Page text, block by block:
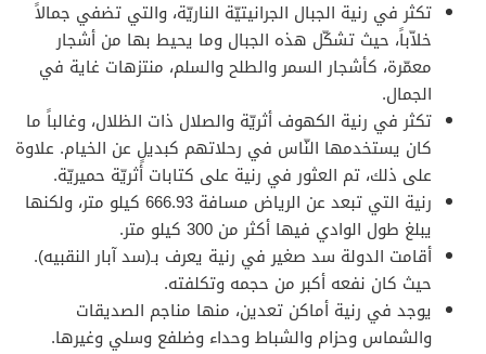
تكثر في رنية الجبال الجرانيتيّة الناريّة، والتي تضفي جمالاً
خلاّباً، حيث تشكّل هذه الجبال وما يحيط بها من أشجار
معمّرة، كأشجار السمر والطلح والسلم، منتزهات غاية في
الجمال.
تكثر في رنية الكهوف أثريّة والصلال ذات الظلال، وغالباً ما
كان يستخدمها النّاس في رحلاتهم كبديلٍ عن الخيام. علاوة
على ذلك، تم العثور في رنية على كتابات أثريّة حميريّة.
رنية التي تبعد عن الرياض مسافة 666.93 كيلو متر، ولكنها
يبلغ طول الوادي فيها أكثر من 300 كيلو متر.
أقامت الدولة سد صغير في رنية يعرف بـ(سد آبار النقبيه).
حيث كان نفعه أكبر من حجمه وتكلفته.
يوجد في رنية أماكن تعدين، منها مناجم الصديقات
والشماس وحزام والشباط وحداء وضلفع وسلي وغيرها.